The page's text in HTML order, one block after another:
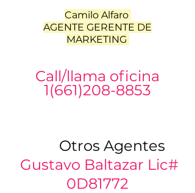
Camilo Alfaro
AGENTE GERENTE DE
MARKETING
Call/llama oficina
1(661)208-8853
Otros Agentes
Gustavo Baltazar Lic#
0D81772